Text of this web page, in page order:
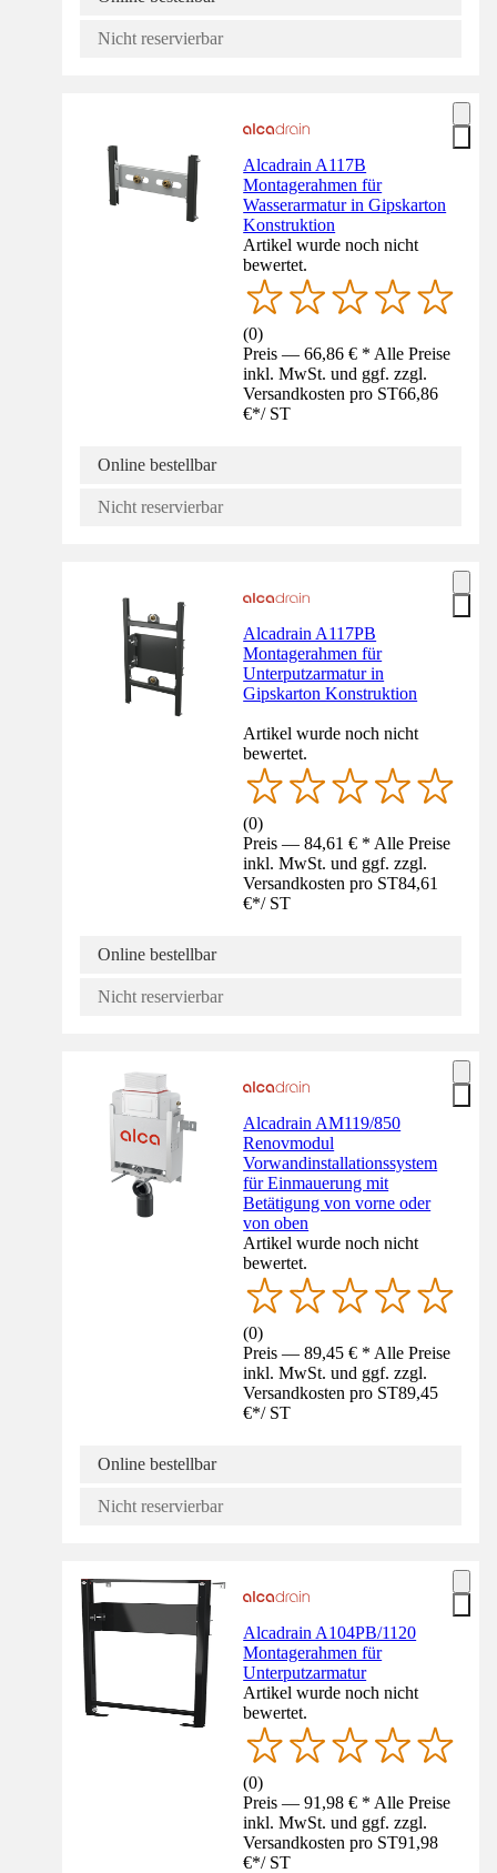
Nicht reservierbar
Alcadrain A117B
Montagerahmen für
Wasserarmatur in Gipskarton
Konstruktion
Artikel wurde noch nicht
bewertet.
(0)
Preis — 66,86 € * Alle Preise
inkl. MwSt. und ggf. zzgl.
Versandkosten pro ST66,86
€*/ ST
Online bestellbar
Nicht reservierbar
Alcadrain A117PB
Montagerahmen für
Unterputzarmatur in
Gipskarton Konstruktion
Artikel wurde noch nicht
bewertet.
(0)
Preis — 84,61 € * Alle Preise
inkl. MwSt. und ggf. zzgl.
Versandkosten pro ST84,61
€*/ ST
Online bestellbar
Nicht reservierbar
Alcadrain AM119/850
Renovmodul
Vorwandinstallationssystem
für Einmauerung mit
Betätigung von vorne oder
von oben
Artikel wurde noch nicht
bewertet.
(0)
Preis — 89,45 € * Alle Preise
inkl. MwSt. und ggf. zzgl.
Versandkosten pro ST89,45
€*/ ST
Online bestellbar
Nicht reservierbar
Alcadrain A104PB/1120
Montagerahmen für
Unterputzarmatur
Artikel wurde noch nicht
bewertet.
(0)
Preis — 91,98 € * Alle Preise
inkl. MwSt. und ggf. zzgl.
Versandkosten pro ST91,98
€*/ ST